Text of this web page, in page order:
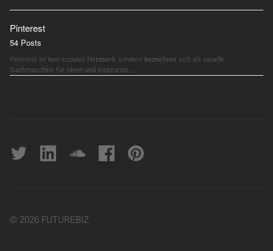
Pinterest
54 Posts
Pinterest ist kein soziales Netzwerk, sondern bezeichnet sich als visuelle
Suchmaschine für Ideen und Inspiration.…
Twitter linkedin soundcloudFacebookpinterest
© 2026 FUTUREBIZ.